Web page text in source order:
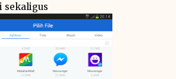
sekaligus